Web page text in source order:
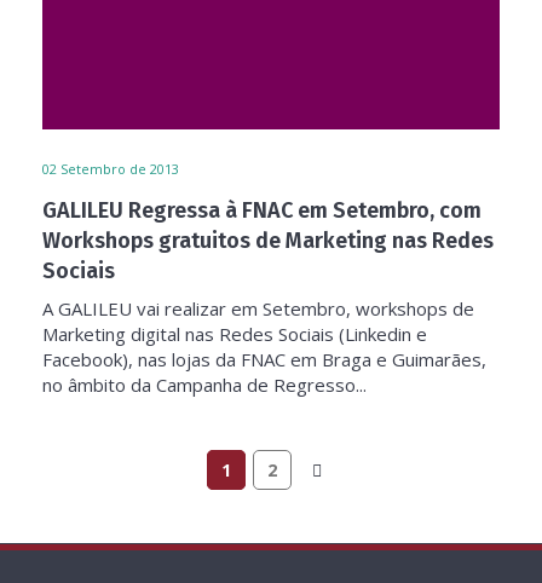
02 Setembro de 2013
GALILEU Regressa à FNAC em Setembro, com
Workshops gratuitos de Marketing nas Redes
Sociais
A GALILEU vai realizar em Setembro, workshops de
Marketing digital nas Redes Sociais (Linkedin e
Facebook), nas lojas da FNAC em Braga e Guimarães,
no âmbito da Campanha de Regresso...
1 2